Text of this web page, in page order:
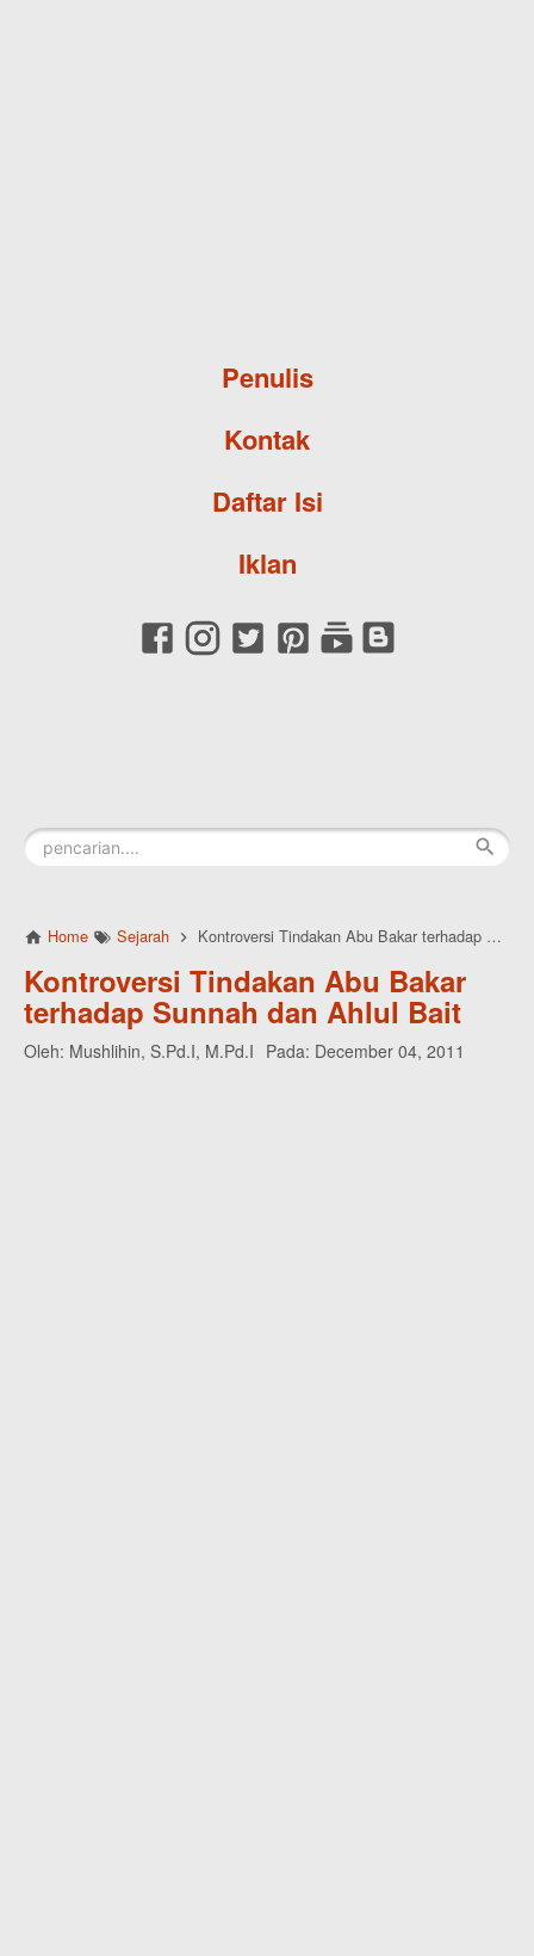
Penulis
Kontak
Daftar Isi
Iklan
Home Sejarah Kontroversi Tindakan Abu Bakar terhadap Sunnah dan Ahlul Bait
Kontroversi Tindakan Abu Bakar
terhadap Sunnah dan Ahlul Bait
Oleh: Mushlihin, S.Pd.I, M.Pd.I Pada: December 04, 2011